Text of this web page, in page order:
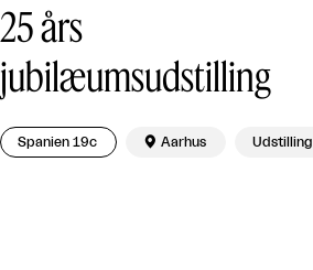
25 års
jubilæumsudstilling
Spanien 19c  Aarhus Udstilling